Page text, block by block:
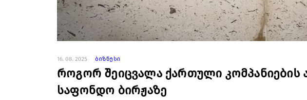
16. 08. 2025 ბიზნესი
როგორ შეიცვალა ქართული კომპანიების
საფონდო ბირჟაზე